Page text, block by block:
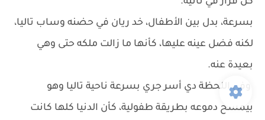
بسرعة، بدل بين الأطفال، خد ريان في حضنه وساب تاليا،
لكنه فضل عينه عليها، كأنها ما زالت ملكه حتى وهي
بعيدة عنه.
وفي اللحظة دي أسر جري بسرعة ناحية تاليا وهو
بيمسح دموعه بطريقة طفولية، كأن الدنيا كلها كانت